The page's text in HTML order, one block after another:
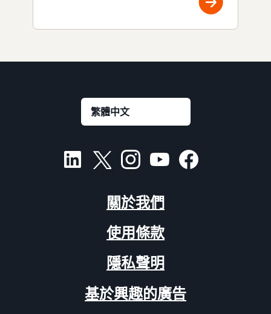
關於我們
使用條款
隱私聲明
基於興趣的廣告